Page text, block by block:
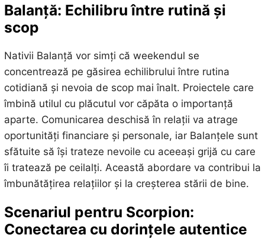
Balanță: Echilibru între rutină și
scop
Nativii Balanță vor simți că weekendul se
concentrează pe găsirea echilibrului între rutina
cotidiană și nevoia de scop mai înalt. Proiectele care
îmbină utilul cu plăcutul vor căpăta o importanță
aparte. Comunicarea deschisă în relații va atrage
oportunități financiare și personale, iar Balanțele sunt
sfătuite să își trateze nevoile cu aceeași grijă cu care
îi tratează pe ceilalți. Această abordare va contribui la
îmbunătățirea relațiilor și la creșterea stării de bine.
Scenariul pentru Scorpion:
Conectarea cu dorințele autentice